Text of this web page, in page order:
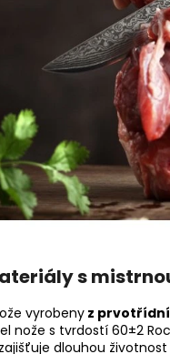
s
vyrobeny z
nože s tvrdostí 60±2
dlouhou